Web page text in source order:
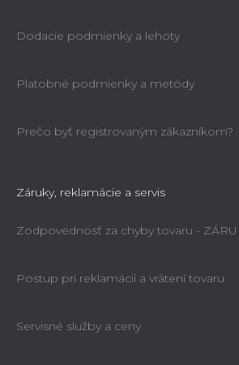
Dodacie podmienky a lehoty
Platobné podmienky a metódy
Prečo byť registrovaným zákazníkom?
Záruky, reklamácie a servis
Zodpovednosť za chyby tovaru -
Postup pri reklamácii a vrátení tovaru
Servisné služby a ceny